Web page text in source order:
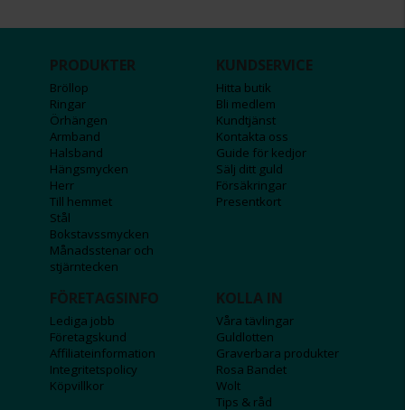
PRODUKTER
Bröllop
Ringar
Örhängen
Armband
Halsband
Hängsmycken
Herr
Till hemmet
Stål
Bokstavssmycken
Månadsstenar och
stjärntecken
KUNDSERVICE
Hitta butik
Bli medlem
Kundtjänst
Kontakta oss
Guide för kedjor
Sälj ditt guld
Försäkringar
Presentkort
FÖRETAGSINFO
Lediga jobb
Företagskund
Affiliateinformation
Integritetspolicy
Köpvillkor
KOLLA IN
Våra tävlingar
Guldlotten
Graverbara produkter
Rosa Bandet
Wolt
Tips & råd